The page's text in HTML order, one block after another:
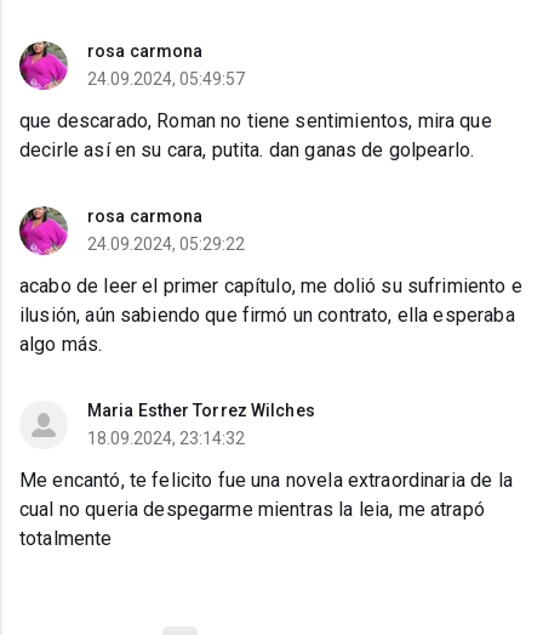
rosa carmona
24.09.2024, 05:49:57
que descarado, Roman no tiene sentimientos, mira que
decirle así en su cara, putita. dan ganas de golpearlo.
rosa carmona
24.09.2024, 05:29:22
acabo de leer el primer capítulo, me dolió su sufrimiento e
ilusión, aún sabiendo que firmó un contrato, ella esperaba
algo más.
Maria Esther Torrez Wilches
18.09.2024, 23:14:32
Me encantó, te felicito fue una novela extraordinaria de la
cual no queria despegarme mientras la leia, me atrapó
totalmente